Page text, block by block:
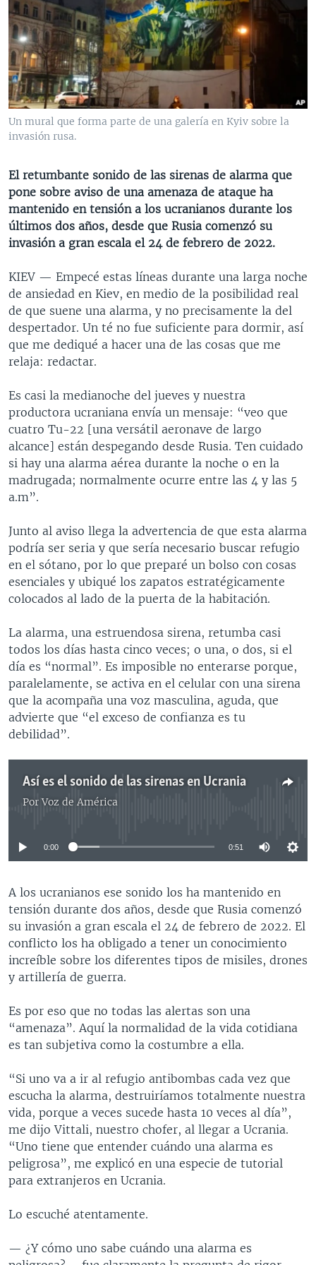
VENEZUELA
BRASIL
NICARAGUA
ECONOMÍA
ENTRETENIMIENTO Y CULTURA
TECNOLOGÍA
DEPORTES
MULTIMEDIA
VIDEOS
FOTOGRAFÍA
AUDIOS
PROGRAMAS TV
EL MUNDO AL DÍA
FORO INTERAMERICANO
LAS CLAVES
RADIO
AVANCE INFORMATIVO
BUENOS DÍAS AMÉRICA
EL MUNDO AL DÍA [RADIO]
FORO [RADIO]
DEPORTIVO INTERNACIONAL
ENTRETENIMIENTO
DIRECT
SÍGANOS
Un mural que forma parte de una galería en Kyiv sobre la
invasión rusa.
El retumbante sonido de las sirenas de alarma que
pone sobre aviso de una amenaza de ataque ha
mantenido en tensión a los ucranianos durante los
últimos dos años, desde que Rusia comenzó su
invasión a gran escala el 24 de febrero de 2022.
KIEV — Empecé estas líneas durante una larga noche
de ansiedad en Kiev, en medio de la posibilidad real
de que suene una alarma, y no precisamente la del
despertador. Un té no fue suficiente para dormir, así
que me dediqué a hacer una de las cosas que me
relaja: redactar.
Es casi la medianoche del jueves y nuestra
productora ucraniana envía un mensaje: “veo que
cuatro Tu-22 [una versátil aeronave de largo
alcance] están despegando desde Rusia. Ten cuidado
si hay una alarma aérea durante la noche o en la
madrugada; normalmente ocurre entre las 4 y las 5
a.m”.
Junto al aviso llega la advertencia de que esta alarma
podría ser seria y que sería necesario buscar refugio
en el sótano, por lo que preparé un bolso con cosas
esenciales y ubiqué los zapatos estratégicamente
colocados al lado de la puerta de la habitación.
La alarma, una estruendosa sirena, retumba casi
todos los días hasta cinco veces; o una, o dos, si el
día es “normal”. Es imposible no enterarse porque,
paralelamente, se activa en el celular con una sirena
que la acompaña una voz masculina, aguda, que
advierte que “el exceso de confianza es tu
debilidad”.
Así es el sonido de las sirenas en Ucrania
PorVoz de América
No media source currently available
0:00 0:51
A los ucranianos ese sonido los ha mantenido en
tensión durante dos años, desde que Rusia comenzó
su invasión a gran escala el 24 de febrero de 2022. El
conflicto los ha obligado a tener un conocimiento
increíble sobre los diferentes tipos de misiles, drones
y artillería de guerra.
Es por eso que no todas las alertas son una
“amenaza”. Aquí la normalidad de la vida cotidiana
es tan subjetiva como la costumbre a ella.
“Si uno va a ir al refugio antibombas cada vez que
escucha la alarma, destruiríamos totalmente nuestra
vida, porque a veces sucede hasta 10 veces al día”,
me dijo Vittali, nuestro chofer, al llegar a Ucrania.
“Uno tiene que entender cuándo una alarma es
peligrosa”, me explicó en una especie de tutorial
para extranjeros en Ucrania.
Lo escuché atentamente.
— ¿Y cómo uno sabe cuándo una alarma es